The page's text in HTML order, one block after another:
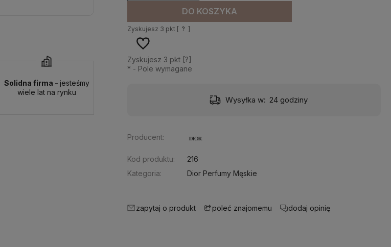
Solidna firma - jesteśmy
wiele lat na rynku
DO KOSZYKA
Zyskujesz 3 pkt [ ? ]
Zyskujesz 3 pkt [?]
* - Pole wymagane
Wysyłka w: 24 godziny
Producent:
Kod produktu:
216
Kategoria:
Dior Perfumy Męskie
zapytaj o produkt poleć znajomemu dodaj opinię